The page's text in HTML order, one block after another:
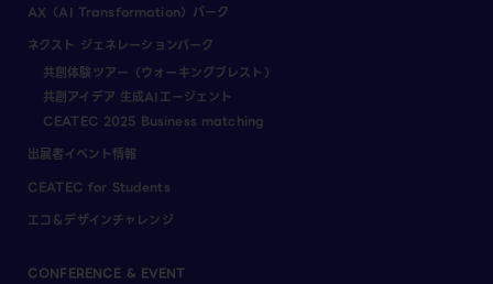
AX（AI Transformation）パーク
ネクスト ジェネレーションパーク
共創体験ツアー（ウォーキングブレスト）
共創アイデア 生成AIエージェント
CEATEC 2025 Business matching
出展者イベント情報
CEATEC for Students
エコ＆デザインチャレンジ
CONFERENCE & EVENT